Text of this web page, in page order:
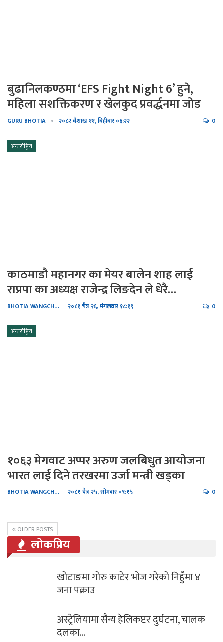
बुढानिलकण्ठमा ‘EFS Fight Night 6’ हुने,
महिला सशक्तिकरण र खेलकुद प्रवर्द्धनमा जोड
GURU BHOTIA २०८२ बैशाख ११, बिहीबार ०६:२२ 0
अन्तर्राष्ट्रिय
काठमाडौ महानगर का मेयर बालेन शाह लाई
राप्रपा का अध्यक्ष राजेन्द्र लिङदेन ले धेरै…
BHOTIA WANGCHHIRING २०८१ चैत्र २६, मंगलवार १८:१९ 0
अन्तर्राष्ट्रिय
१०६३ मेगवाट अप्पर अरुण जलबिधुत आयोजना
भारत लाई दिने तरखरमा उर्जा मन्त्री खड्का
BHOTIA WANGCHHIRING २०८१ चैत्र २५, सोमबार ०९:१५ 0
OLDER POSTS
लोकप्रिय
पत्रकार प्रकाश बराईली “अभिब्यक्ति” को
बिनाको…
आज सोमबार यसरी गर्नुहोस् भगवान
पूजा…